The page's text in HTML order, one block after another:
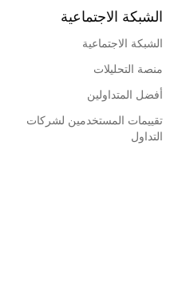
الشبكة الاجتماعية
الشبكة الاجتماعية
منصة التحليلات
أفضل المتداولين
تقييمات المستخدمين لشركات
التداول